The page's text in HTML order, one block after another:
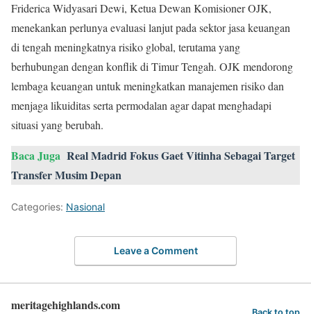
Friderica Widyasari Dewi, Ketua Dewan Komisioner OJK,
menekankan perlunya evaluasi lanjut pada sektor jasa keuangan
di tengah meningkatnya risiko global, terutama yang
berhubungan dengan konflik di Timur Tengah. OJK mendorong
lembaga keuangan untuk meningkatkan manajemen risiko dan
menjaga likuiditas serta permodalan agar dapat menghadapi
situasi yang berubah.
Baca Juga Real Madrid Fokus Gaet Vitinha Sebagai Target
Transfer Musim Depan
Categories: Nasional
Leave a Comment
meritagehighlands.com